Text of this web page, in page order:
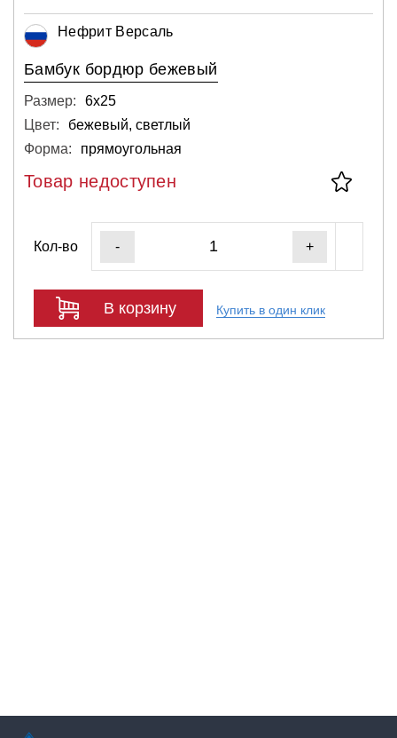
Нефрит Версаль
Бамбук бордюр бежевый
Размер:
6х25
Цвет:
бежевый, светлый
Форма:
прямоугольная
Товар недоступен
Кол-во - +
В корзину Купить в один клик